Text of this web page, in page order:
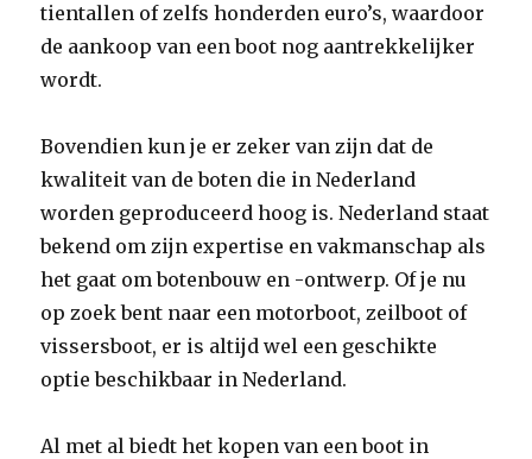
tientallen of zelfs honderden euro’s, waardoor
de aankoop van een boot nog aantrekkelijker
wordt.
Bovendien kun je er zeker van zijn dat de
kwaliteit van de boten die in Nederland
worden geproduceerd hoog is. Nederland staat
bekend om zijn expertise en vakmanschap als
het gaat om botenbouw en -ontwerp. Of je nu
op zoek bent naar een motorboot, zeilboot of
vissersboot, er is altijd wel een geschikte
optie beschikbaar in Nederland.
Al met al biedt het kopen van een boot in